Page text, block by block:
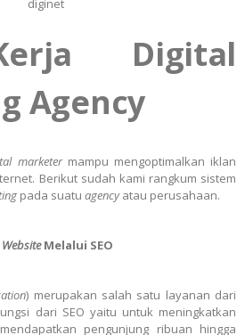
diginet
Digital
Agency
marketer mampu mengoptimalkan iklan
Berikut sudah kami rangkum sistem
pada suatu agencyatau perusahaan.
Melalui SEO
) merupakan salah satu layanan dari
dari SEO yaitu untuk meningkatkan
pengunjung ribuan hingga